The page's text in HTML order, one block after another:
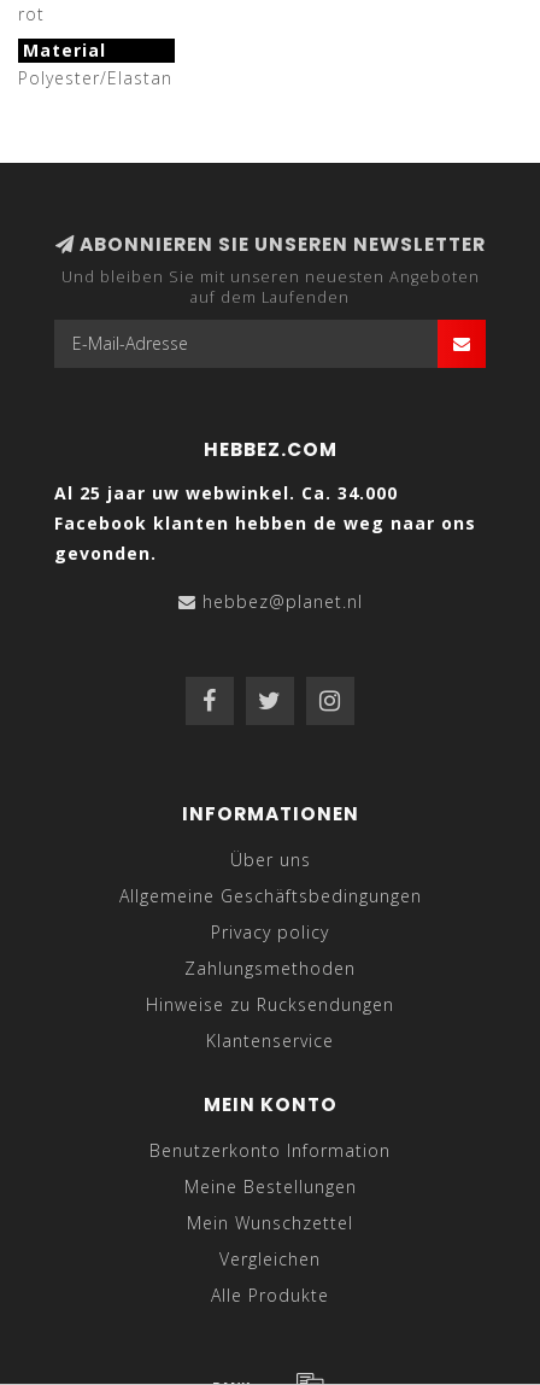
rot
Material
Polyester/Elastan
ABONNIEREN SIE UNSEREN NEWSLETTER
Und bleiben Sie mit unseren neuesten Angeboten
auf dem Laufenden
HEBBEZ.COM
Al 25 jaar uw webwinkel. Ca. 34.000
Facebook klanten hebben de weg naar ons
gevonden.
hebbez@planet.nl
INFORMATIONEN
Über uns
Allgemeine Geschäftsbedingungen
Privacy policy
Zahlungsmethoden
Hinweise zu Rucksendungen
Klantenservice
MEIN KONTO
Benutzerkonto Information
Meine Bestellungen
Mein Wunschzettel
Vergleichen
Alle Produkte